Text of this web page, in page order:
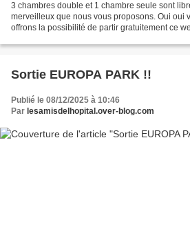
3 chambres double et 1 chambre seule sont
merveilleux que nous vous proposons. Oui oui
offrons la possibilité de partir gratuitement ce
Sortie EUROPA PARK !!
Publié le 08/12/2025 à 10:46
Par lesamisdelhopital.over-blog.com